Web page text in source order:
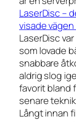
LaserDisc –
visade vägen
LaserDisc
som lovade
snabbare
aldrig slog
favorit bland
senare
Långt innan